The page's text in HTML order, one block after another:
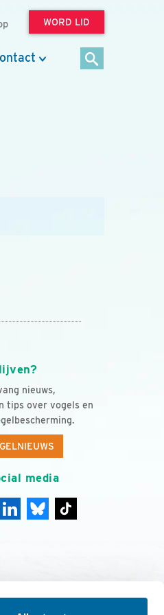
WORD LID
nieuws,
tips over vogels en
media